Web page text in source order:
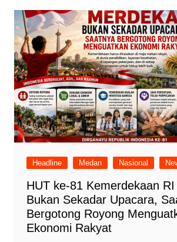
Headline Medan Nasional
HUT ke-81 Kemerdekaan
Bukan Sekadar Upacara,
Bergotong Royong
Ekonomi Rakyat